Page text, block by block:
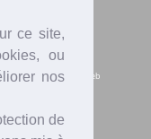
ce site,
ou
nos
de
marketing & web